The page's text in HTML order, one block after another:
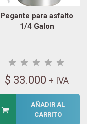
Pegante para asfalto
1/4 Galon
$ 33.000 + IVA
AÑADIR AL
CARRITO